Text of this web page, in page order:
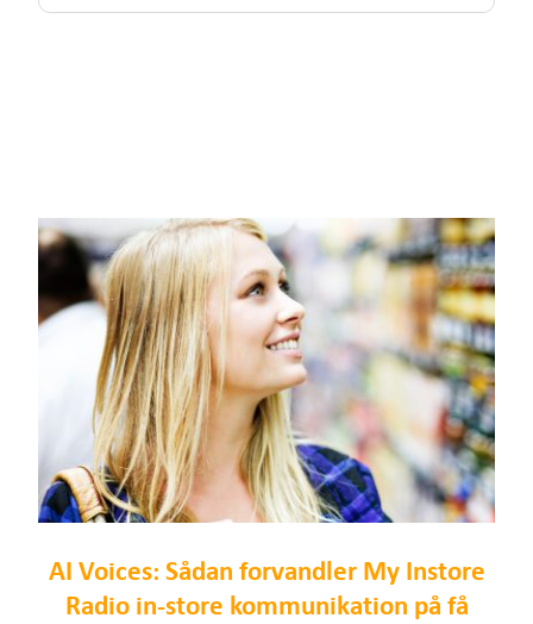
Support
Log ind
DA
AI Voices: Sådan forvandler My Instore
Radio in-store kommunikation på få